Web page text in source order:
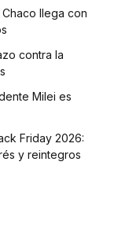
llega con
contra la
Milei es
Friday 2026:
y reintegros